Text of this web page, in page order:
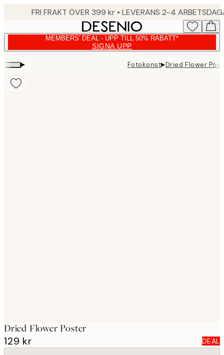
FRI FRAKT ÖVER 399 kr • LEVERANS 2-4
MEMBERS' DEAL - UPP TILL 50% RABATT*
SIGNA UPP
▸ Fotokonst▸Dried Flower
Dried Flower Poster
129 kr DEAL